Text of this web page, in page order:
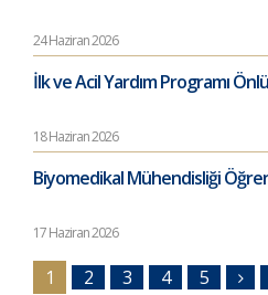
24 Haziran 2026
İlk ve Acil Yardım Programı
18 Haziran 2026
Biyomedikal Mühendisliği
17 Haziran 2026
1 2 3 4 5